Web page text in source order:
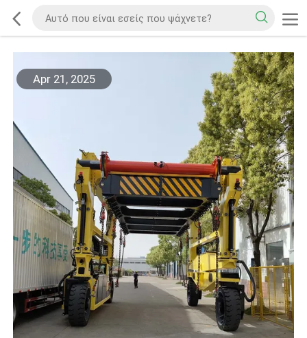
Apr 21, 2025